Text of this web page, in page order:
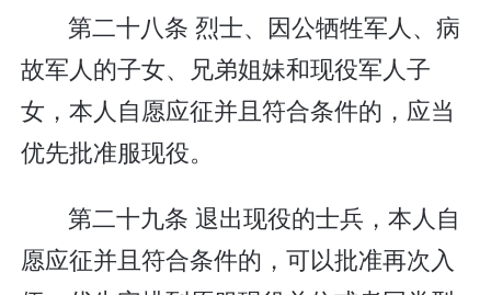
第二十八条 烈士、因公牺牲军人、病
故军人的子女、兄弟姐妹和现役军人子
女，本人自愿应征并且符合条件的，应当
优先批准服现役。
第二十九条 退出现役的士兵，本人自
愿应征并且符合条件的，可以批准再次入